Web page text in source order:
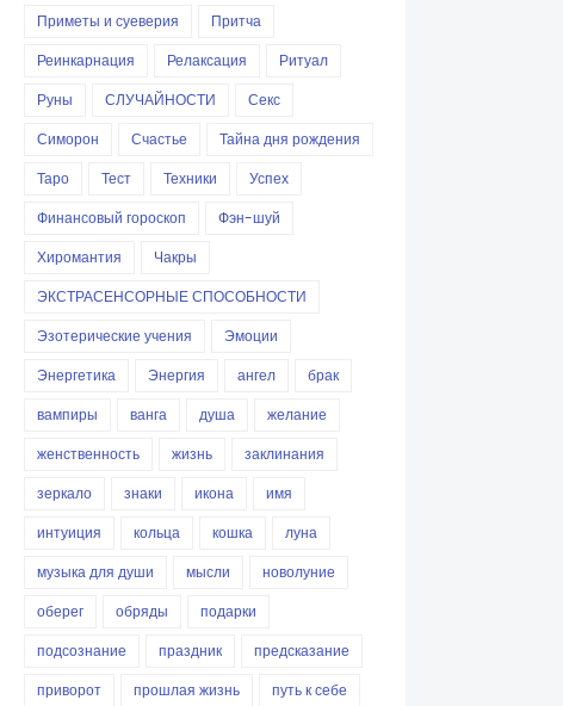
Приметы и суеверия
Притча
Реинкарнация
Релаксация
Ритуал
Руны
СЛУЧАЙНОСТИ
Секс
Симорон
Счастье
Тайна дня рождения
Таро
Тест Техники
Успех
Финансовый гороскоп
Фэн-шуй
Хиромантия
Чакры
ЭКСТРАСЕНСОРНЫЕ СПОСОБНОСТИ
Эзотерические учения
Эмоции
Энергетика
Энергия ангел
брак
вампиры
ванга душа
желание
женственность
жизнь
заклинания
зеркало
знаки икона
имя
интуиция
кольца кошка
луна
музыка для души
мысли
новолуние
оберег
обряды
подарки
подсознание
праздник
предсказание
приворот
прошлая жизнь
путь к себе